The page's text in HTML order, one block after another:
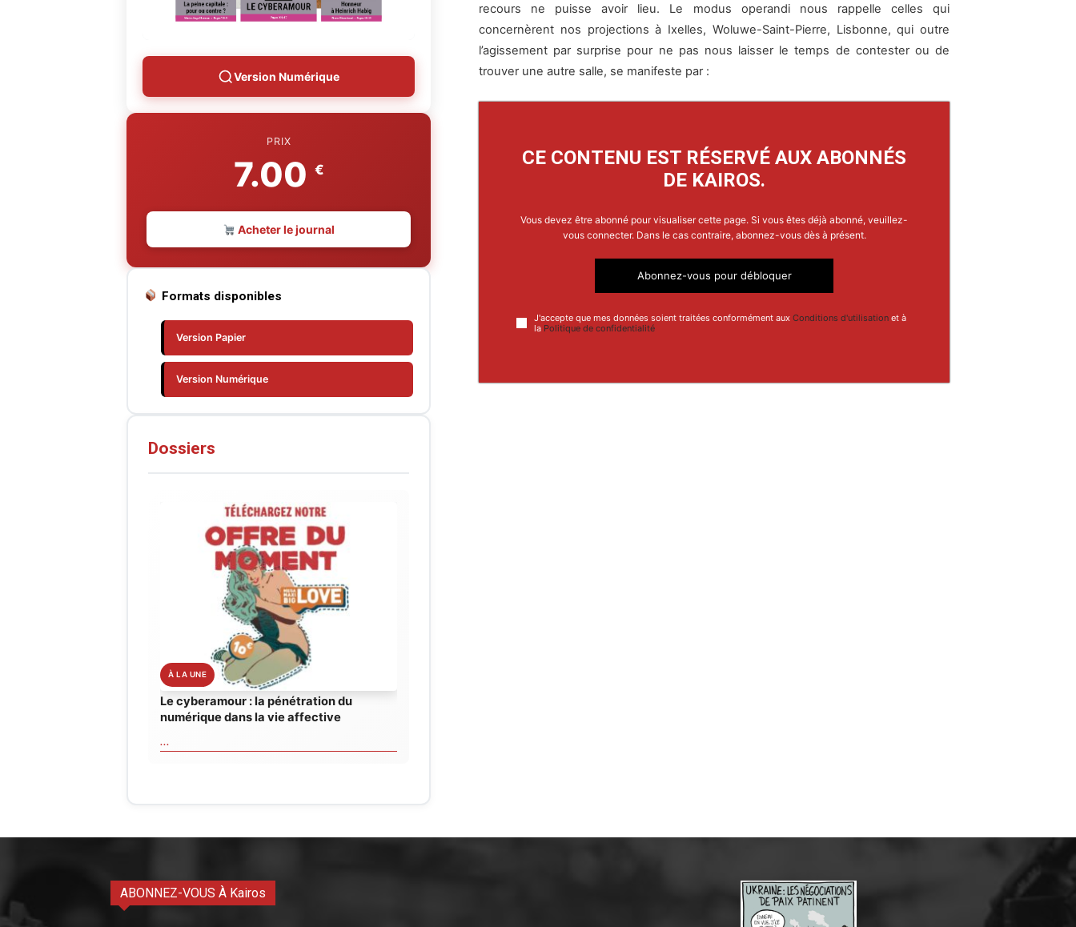
Version Numérique
PRIX
7.00 €
Acheter le journal
Formats disponibles
Version Papier
Version Numérique
Dossiers
Le cyberamour : la pénétration du
numérique dans la vie affective
...
recours ne puisse avoir lieu. Le modus operandi nous rappelle celles qui
concernèrent nos projections à Ixelles, Woluwe-Saint-Pierre, Lisbonne, qui outre
l’agissement par surprise pour ne pas nous laisser le temps de contester ou de
trouver une autre salle, se manifeste par :
CE CONTENU EST RÉSERVÉ AUX ABONNÉS
DE KAIROS.
Vous devez être abonné pour visualiser cette page. Si vous êtes déjà abonné, veuillez-
vous connecter. Dans le cas contraire, abonnez-vous dès à présent.
Abonnez-vous pour débloquer
J'accepte que mes données soient traitées conformément aux Conditions d'utilisationet à
la Politique de confidentialité
ABONNEZ-VOUS À Kairos